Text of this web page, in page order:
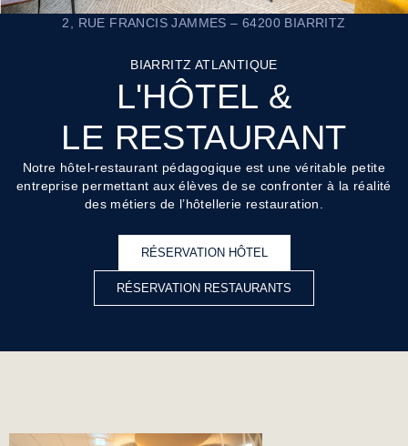
BIARRITZ ATLANTIQUE
L'HÔTEL &
LE RESTAURANT
Notre hôtel-restaurant pédagogique est une véritable petite
entreprise permettant aux élèves de se confronter à la réalité
des métiers de l’hôtellerie restauration.
RÉSERVATION HÔTEL
RÉSERVATION RESTAURANTS
2, RUE FRANCIS JAMMES – 64200 BIARRITZ